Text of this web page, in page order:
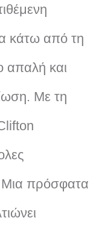
κάτω από τη
απαλή και
Με τη
Μια πρόσφατα